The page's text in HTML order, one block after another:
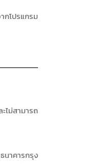
โปรแกรม
ม่สามารถ
าคารกรุง